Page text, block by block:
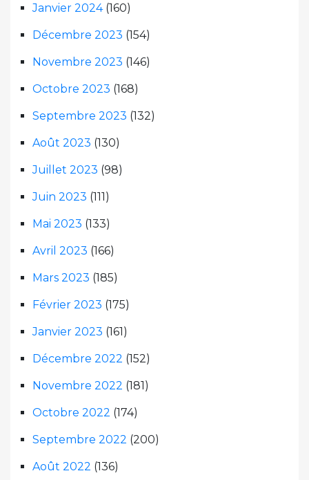
Janvier 2024(160)
Décembre 2023 (154)
Novembre 2023 (146)
Octobre 2023 (168)
Septembre 2023 (132)
Août 2023 (130)
Juillet 2023 (98)
Juin 2023 (111)
Mai 2023 (133)
Avril 2023 (166)
Mars 2023 (185)
Février 2023 (175)
Janvier 2023 (161)
Décembre 2022 (152)
Novembre 2022 (181)
Octobre 2022 (174)
Septembre 2022 (200)
Août 2022 (136)